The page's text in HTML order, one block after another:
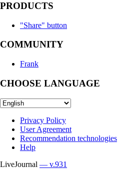
PRODUCTS
"Share" button
COMMUNITY
Frank
CHOOSE LANGUAGE
Privacy Policy
User Agreement
Recommendation technologies
Help
LiveJournal — v.931